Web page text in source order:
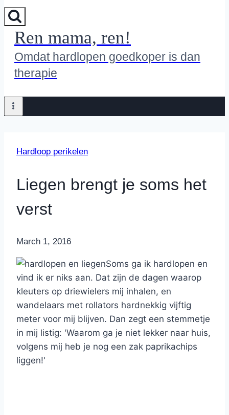
Ren mama, ren!
Omdat hardlopen goedkoper is dan
therapie
Hardloop perikelen
Liegen brengt je soms het
verst
ByNicole
March 1, 2016
Soms ga ik hardlopen en
vind ik er niks aan. Dat zijn de dagen waarop
kleuters op driewielers mij inhalen, en
wandelaars met rollators hardnekkig vijftig
meter voor mij blijven. Dan zegt een stemmetje
in mij listig: 'Waarom ga je niet lekker naar huis,
volgens mij heb je nog een zak paprikachips
liggen!'